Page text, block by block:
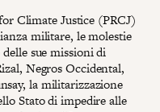
Climate Justice (PRCJ)
militare, le molestie
sue missioni di
Negros Occidental,
la militarizzazione
Stato di impedire alle